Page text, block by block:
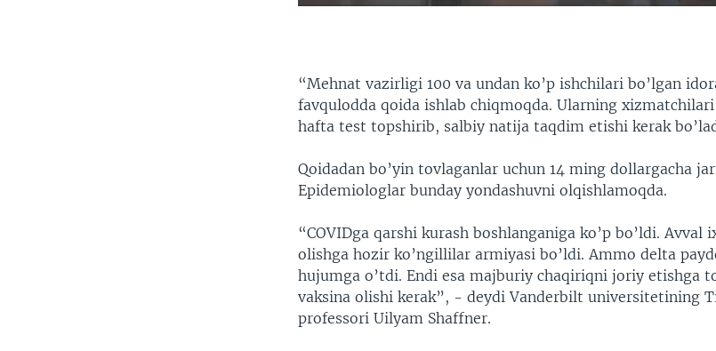
“Mehnat vazirligi 100 va undan ko’p ishchilari bo’lgan
favqulodda qoida ishlab chiqmoqda. Ularning
hafta test topshirib, salbiy natija taqdim etishi kerak
Qoidadan bo’yin tovlaganlar uchun 14 ming dollargacha
Epidemiologlar bunday yondashuvni olqishlamoqda.
“COVIDga qarshi kurash boshlanganiga ko’p bo’ldi.
olishga hozir ko’ngillilar armiyasi bo’ldi. Ammo delta
hujumga o’tdi. Endi esa majburiy chaqiriqni joriy etishga
vaksina olishi kerak”, - deydi Vanderbilt universitetining
professori Uilyam Shaffner.